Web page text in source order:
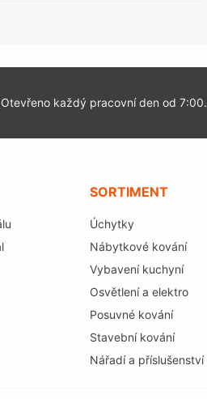
Otevřeno každý pracovní den od 7:00.
SORTIMENT
Úchytky
Nábytkové kování
Vybavení kuchyní
Osvětlení a elektro
Posuvné kování
Stavební kování
Nářadí a příslušenství